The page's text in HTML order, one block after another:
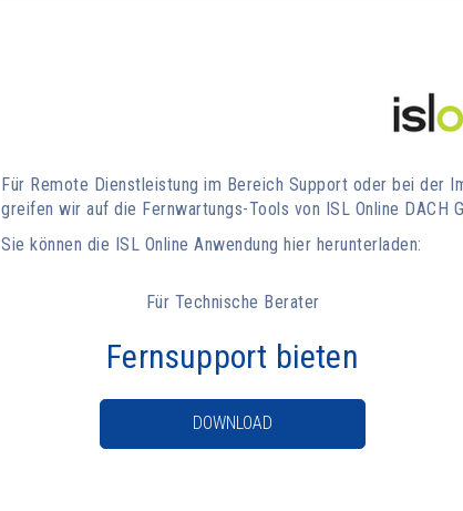
Für Remote Dienstleistung im Bereich Support oder bei der
greifen wir auf die Fernwartungs-Tools von ISL Online DACH
Sie können die ISL Online Anwendung hier herunterladen:
Für Technische Berater
Fernsupport bieten
DOWNLOAD